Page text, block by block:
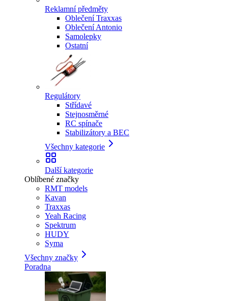
Reklamní předměty
Oblečení Traxxas
Oblečení Antonio
Samolepky
Ostatní
Regulátory
Střídavé
Stejnosměrné
RC spínače
Stabilizátory a BEC
Všechny kategorie
Další kategorie
Oblíbené značky
RMT models
Kavan
Traxxas
Yeah Racing
Spektrum
HUDY
Syma
Všechny značky
Poradna